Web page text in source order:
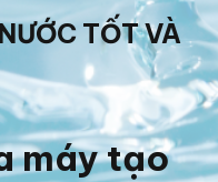
TỐT VÀ
máy tạo